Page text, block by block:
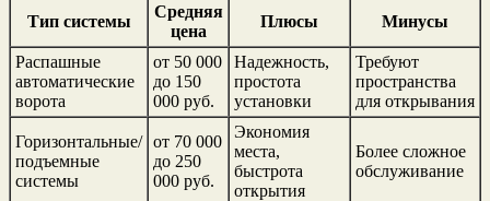
Тип системы
Средняя
цена
Плюсы Минусы
Распашные
автоматические
ворота
от 50 000
до 150
000 руб.
Надежность,
простота
установки
Требуют
пространства
для открывания
Горизонтальные/
подъемные
системы
от 70 000
до 250
000 руб.
Экономия
места,
быстрота
открытия
Более сложное
обслуживание